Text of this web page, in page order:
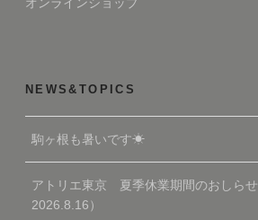
NEWS&TOPICS
駒ヶ根も暑いです☀
アトリエ東京 夏季休業期間のおしら
2026.8.16）